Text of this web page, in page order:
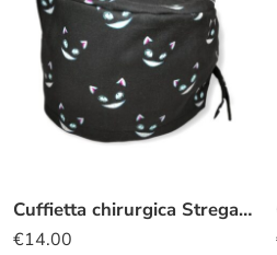
Cuffietta chirurgica Stregatto silhouette nero
€14.00